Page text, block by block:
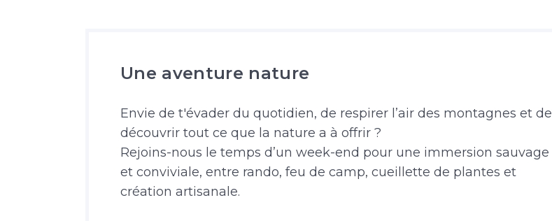
Une aventure nature
Envie de t'évader du quotidien, de respirer l’air des montagnes et de
découvrir tout ce que la nature a à offrir ?
Rejoins-nous le temps d’un week-end pour une immersion sauvage
et conviviale, entre rando, feu de camp, cueillette de plantes et
création artisanale.